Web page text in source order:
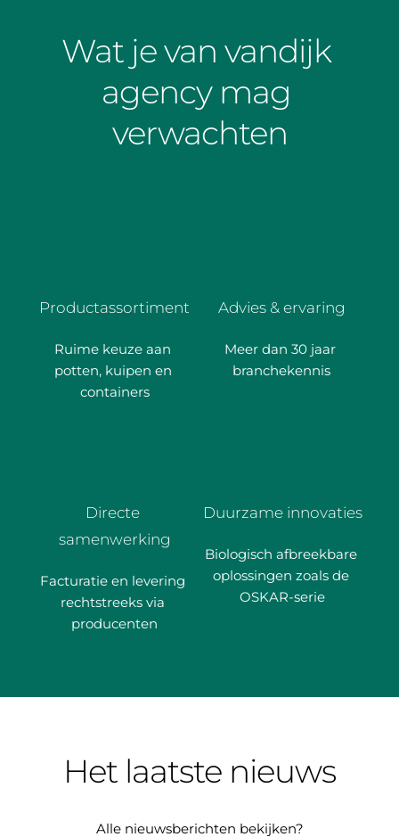
Wat je van vandijk
agency mag
verwachten
Productassortiment
Ruime keuze aan
potten, kuipen en
containers
Advies & ervaring
Meer dan 30 jaar
branchekennis
Directe
samenwerking
Facturatie en levering
rechtstreeks via
producenten
Duurzame innovaties
Biologisch afbreekbare
oplossingen zoals de
OSKAR-serie
Het laatste nieuws
Alle nieuwsberichten bekijken?